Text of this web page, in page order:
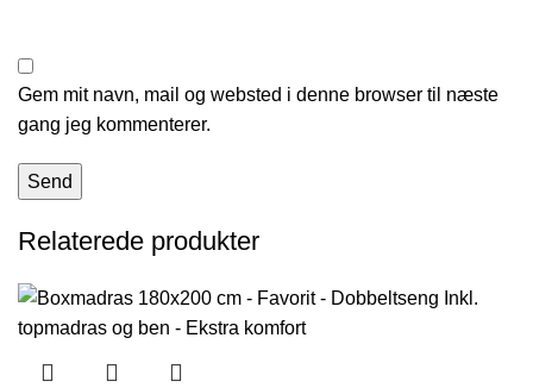
Gem mit navn, mail og websted i denne browser til næste
gang jeg kommenterer.
Relaterede produkter